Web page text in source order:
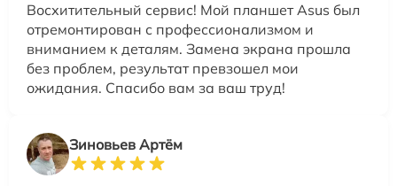
Восхитительный сервис! Мой планшет Asus был
отремонтирован с профессионализмом и
вниманием к деталям. Замена экрана прошла
без проблем, результат превзошел мои
ожидания. Спасибо вам за ваш труд!
Зиновьев Артём